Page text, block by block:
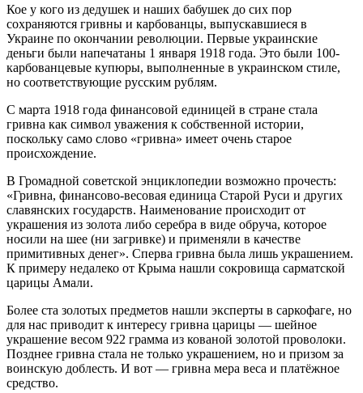
Кое у кого из дедушек и наших бабушек до сих пор
сохраняются гривны и карбованцы, выпускавшиеся в
Украине по окончании революции. Первые украинские
деньги были напечатаны 1 января 1918 года. Это были 100-
карбованцевые купюры, выполненные в украинском стиле,
но соответствующие русским рублям.
С марта 1918 года финансовой единицей в стране стала
гривна как символ уважения к собственной истории,
поскольку само слово «гривна» имеет очень старое
происхождение.
В Громадной советской энциклопедии возможно прочесть:
«Гривна, финансово-весовая единица Старой Руси и других
славянских государств. Наименование происходит от
украшения из золота либо серебра в виде обруча, которое
носили на шее (ни загривке) и применяли в качестве
примитивных денег». Сперва гривна была лишь украшением.
К примеру недалеко от Крыма нашли сокровища сарматской
царицы Амали.
Более ста золотых предметов нашли эксперты в саркофаге, но
для нас приводит к интересу гривна царицы — шейное
украшение весом 922 грамма из кованой золотой проволоки.
Позднее гривна стала не только украшением, но и призом за
воинскую доблесть. И вот — гривна мера веса и платёжное
средство.